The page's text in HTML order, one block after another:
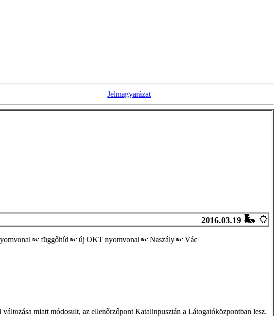
Jelmagyarázat
2016.03.19
függőhíd új OKT nyomvonal Naszály
Vác
miatt módosult, az ellenőrzőpont Katalinpusztán a Látogatóközpontban lesz.